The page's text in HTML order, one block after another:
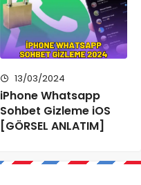
13/03/2024
iPhone Whatsapp
Sohbet Gizleme iOS
[GÖRSEL ANLATIM]